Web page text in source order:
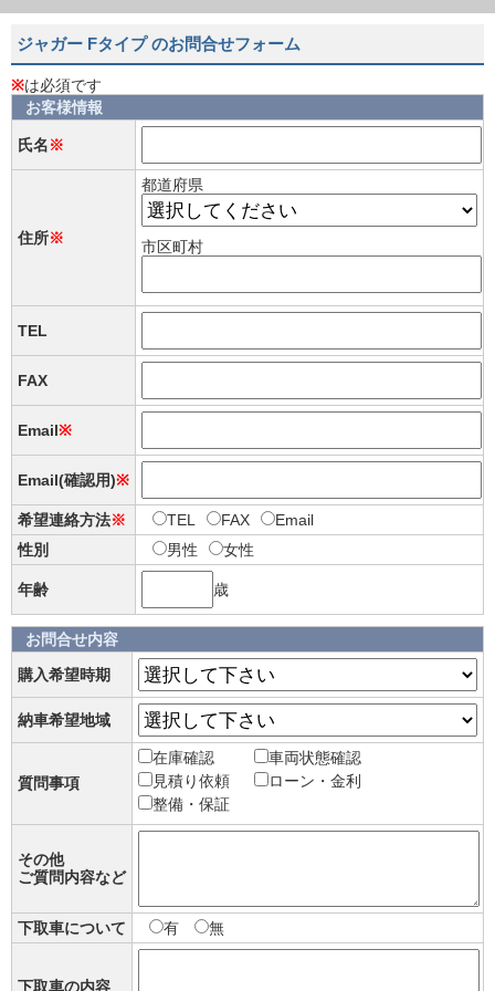
ジャガー Fタイプ のお問合せフォーム
※は必須です
お客様情報
氏名※
住所※
都道府県
市区町村
TEL
FAX
Email※
Email(確認用)※
希望連絡方法※ TEL FAX
Email
性別
男性 女性
年齢 歳
お問合せ内容
購入希望時期
納車希望地域
質問事項
在庫確認
車両状態確認
見積り依頼
ローン・金利
整備・保証
その他
ご質問内容など
下取車について 有 無
下取車の内容